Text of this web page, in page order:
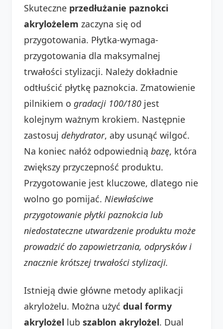
Skuteczne przedłużanie paznokci
akrylożelem zaczyna się od
przygotowania. Płytka-wymaga-
przygotowania dla maksymalnej
trwałości stylizacji. Należy dokładnie
odtłuścić płytkę paznokcia. Zmatowienie
pilnikiem o gradacji 100/180 jest
kolejnym ważnym krokiem. Następnie
zastosuj dehydrator, aby usunąć wilgoć.
Na koniec nałóż odpowiednią bazę, która
zwiększy przyczepność produktu.
Przygotowanie jest kluczowe, dlatego nie
wolno go pomijać. Niewłaściwe
przygotowanie płytki paznokcia lub
niedostateczne utwardzenie produktu może
prowadzić do zapowietrzania, odprysków i
znacznie krótszej trwałości stylizacji.
Istnieją dwie główne metody aplikacji
akrylożelu. Można użyć dual formy
akrylożel lub szablon akrylożel. Dual